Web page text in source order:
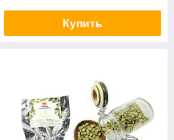
Купить